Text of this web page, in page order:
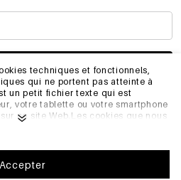
techniques et fonctionnels,
qui ne portent pas atteinte à
un petit fichier texte qui est
votre tablette ou votre smartphone
ce site Web.Les cookies que nous
se souvenir, par exemple, de vos
également d'optimiser notre site
expérience de navigation et
Accepter
M’INSCRIS